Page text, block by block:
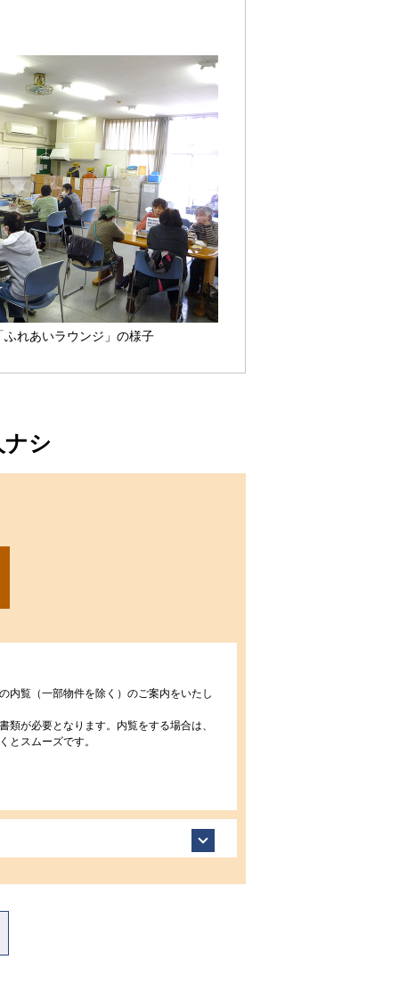
れあいラウンジ」の様子
ナシ
内覧（一部物件を除く）のご案内をいたし
が必要となります。内覧をする場合は、
とスムーズです。